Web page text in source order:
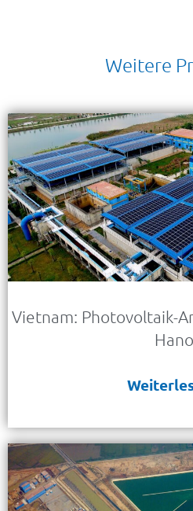
Weitere
Vietnam: Photovoltaik-